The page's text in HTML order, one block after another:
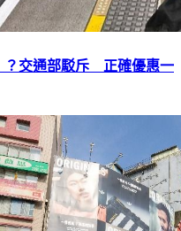
？交通部駁斥 正確優惠一